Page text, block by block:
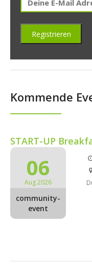
Kommende
START-UP
06
Aug 2026
community-
event